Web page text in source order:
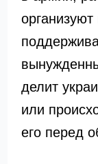
делит
или
его перед